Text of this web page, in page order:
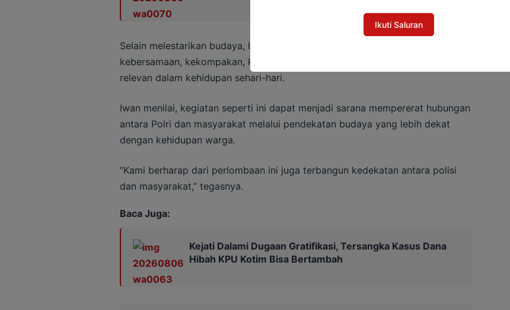
Selain melestarikan budaya, lomba tersebut juga mengandung nilai
kebersamaan, kekompakan, keberanian, dan kerja sama tim yang masih
relevan dalam kehidupan sehari-hari.
Iwan menilai, kegiatan seperti ini dapat menjadi sarana mempererat hubungan
antara Polri dan masyarakat melalui pendekatan budaya yang lebih dekat
dengan kehidupan warga.
“Kami berharap dari perlombaan ini juga terbangun kedekatan antara polisi
dan masyarakat,” tegasnya.
Baca Juga:
Kejati Dalami Dugaan Gratifikasi, Tersangka Kasus Dana
Hibah KPU Kotim Bisa Bertambah
Ikuti Saluran